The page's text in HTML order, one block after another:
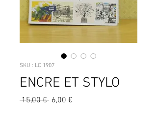
SKU : LC 1907
ENCRE ET STYLO
15,00 € Prix
6,00 €